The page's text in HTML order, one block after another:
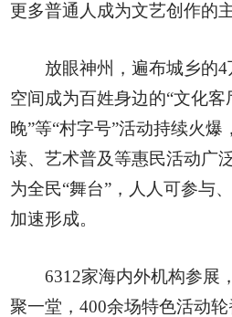
更多普通人成为文艺创作的主
放眼神州，遍布城乡的
空间成为百姓身边的“文化客
晚”等“村字号”活动持续火
读、艺术普及等惠民活动广
为全民“舞台”，人人可参与
加速形成。
6312家海内外机构参展
聚一堂，400余场特色活动